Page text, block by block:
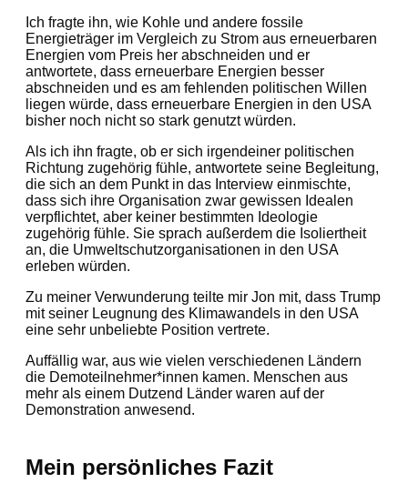
Ich fragte ihn, wie Kohle und andere fossile
Energieträger im Vergleich zu Strom aus erneuerbaren
Energien vom Preis her abschneiden und er
antwortete, dass erneuerbare Energien besser
abschneiden und es am fehlenden politischen Willen
liegen würde, dass erneuerbare Energien in den USA
bisher noch nicht so stark genutzt würden.
Als ich ihn fragte, ob er sich irgendeiner politischen
Richtung zugehörig fühle, antwortete seine Begleitung,
die sich an dem Punkt in das Interview einmischte,
dass sich ihre Organisation zwar gewissen Idealen
verpflichtet, aber keiner bestimmten Ideologie
zugehörig fühle. Sie sprach außerdem die Isoliertheit
an, die Umweltschutzorganisationen in den USA
erleben würden.
Zu meiner Verwunderung teilte mir Jon mit, dass Trump
mit seiner Leugnung des Klimawandels in den USA
eine sehr unbeliebte Position vertrete.
Auffällig war, aus wie vielen verschiedenen Ländern
die Demoteilnehmer*innen kamen. Menschen aus
mehr als einem Dutzend Länder waren auf der
Demonstration anwesend.
Mein persönliches Fazit